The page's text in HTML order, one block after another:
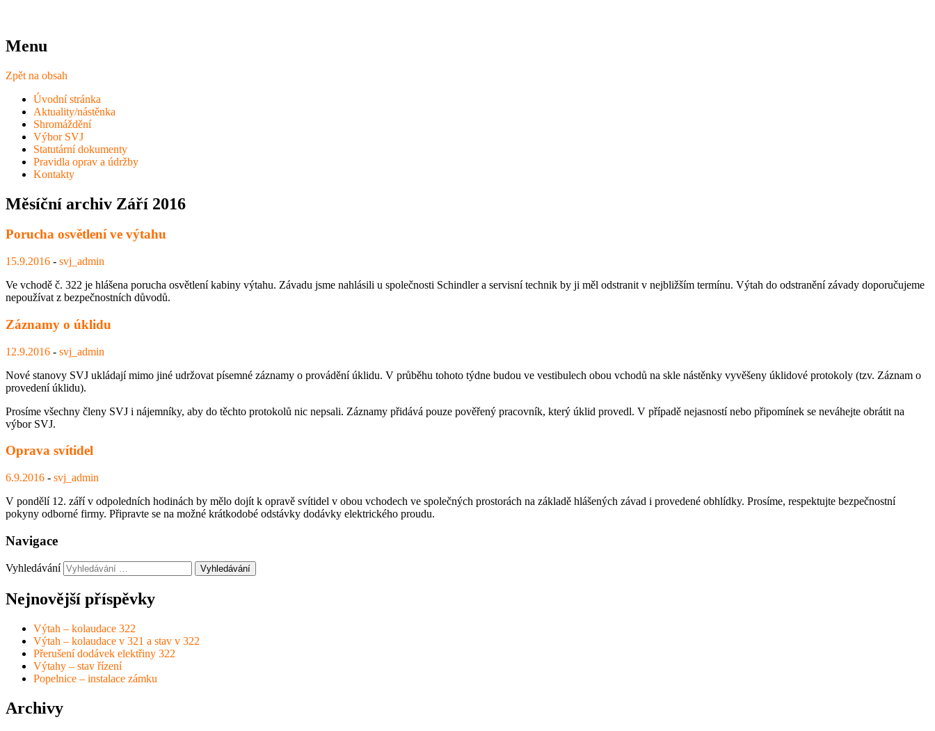
Menu
Zpět na obsah
Úvodní stránka
Aktuality/nástěnka
Shromáždění
Výbor SVJ
Statutární dokumenty
Pravidla oprav a údržby
Kontakty
Měsíční archiv Září 2016
Porucha osvětlení ve výtahu
15.9.2016 - svj_admin
Ve vchodě č. 322 je hlášena porucha osvětlení kabiny výtahu. Závadu jsme nahlásili u společnosti Schindler a servisní technik by ji měl odstranit v nejbližším termínu. Výtah do odstranění závady doporučujeme
nepoužívat z bezpečnostních důvodů.
Záznamy o úklidu
12.9.2016 - svj_admin
Nové stanovy SVJ ukládají mimo jiné udržovat písemné záznamy o provádění úklidu. V průběhu tohoto týdne budou ve vestibulech obou vchodů na skle nástěnky vyvěšeny úklidové protokoly (tzv. Záznam o
provedení úklidu).
Prosíme všechny členy SVJ i nájemníky, aby do těchto protokolů nic nepsali. Záznamy přidává pouze pověřený pracovník, který úklid provedl. V případě nejasností nebo připomínek se neváhejte obrátit na
výbor SVJ.
Oprava svítidel
6.9.2016 - svj_admin
V pondělí 12. září v odpoledních hodinách by mělo dojít k opravě svítidel v obou vchodech ve společných prostorách na základě hlášených závad i provedené obhlídky. Prosíme, respektujte bezpečnostní
pokyny odborné firmy. Připravte se na možné krátkodobé odstávky dodávky elektrického proudu.
Navigace
Vyhledávání
Nejnovější příspěvky
Výtah – kolaudace 322
Výtah – kolaudace v 321 a stav v 322
Přerušení dodávek elektřiny 322
Výtahy – stav řízení
Popelnice – instalace zámku
Archivy